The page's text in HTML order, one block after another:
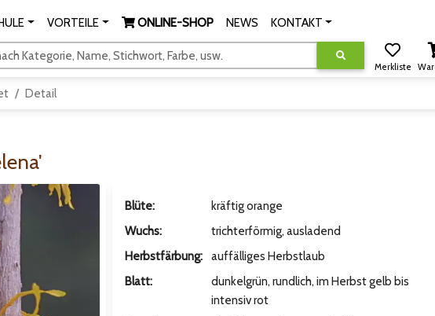
VORTEILE ONLINE-SHOP NEWS KONTAKT
Kategorie, Name, Stichwort, Farbe, usw.
Merkliste
Detail
Blüte:
kräftig orange
Wuchs:
trichterförmig, ausladend
Herbstfärbung:
auffälliges Herbstlaub
Blatt:
dunkelgrün, rundlich, im Herbst gelb bis
intensiv rot